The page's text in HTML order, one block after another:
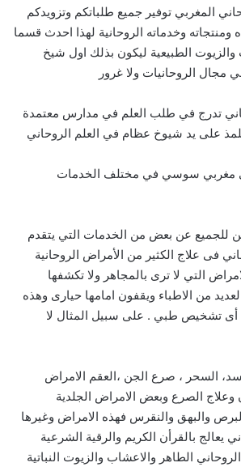
المغربي توفير جميع طلباتكم وتزويدكم
ومنتجاته وخدماته الروحانية لهذا احدث قسما
الطبيعية ليكون بذلك اول شيخ
مجال الروحانيات ولا غرور
تدرج في طلب العلم في مدارس معتمدة
على يد شيوخ عظام في العلم الروحاني
مغربي سوسي في مختلف الخدمات
للجميع عن بعض من الخدمات التي يتقدم
فى علاج الكثير من الأمراض الروحانية
التي لا ترى بالمجاهر ولا تكشفها
من الاطباء ويقفون امامها حيارى وهذه
أى تشخيص طبي . على سبيل المثال لا
السحر ، صرع الجن ،العقم الامراض
الصرع وبعض الامراض الجلدية
والبهق والنقرس فهذه الامراض وغيرها
يعالج بالقرأن الكريم والرقية الشرعية
الطاهر والاعشاب والزيوت النباتية